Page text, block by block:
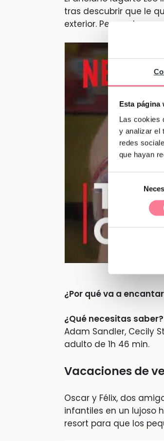
Esta página
Las cookies
y analizar el
redes
que hayan
de
consentimiento
tras descubrir que le
exterior. Pero,
¿Por qué va a
¿Qué necesitas saber?
Adam Sandler, Cecily
adulto de 1h 46 min.
Vacaciones de
Oscar y Félix, dos
infantiles en un lujoso
resort para que los